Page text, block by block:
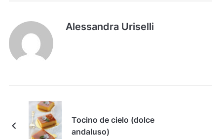
Alessandra Uriselli
Tocino de cielo (dolce
andaluso)